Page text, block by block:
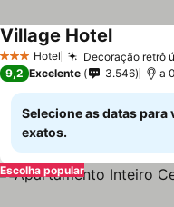
3 EstrelasHotel Decoração retrô
Village Hotel
9,2 Excelente 3.546 a
Selecione as datas para
exatos.
Escolha popular